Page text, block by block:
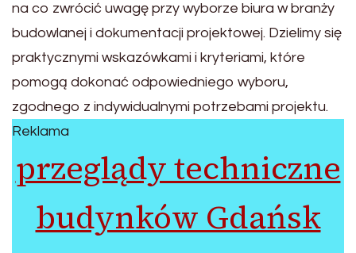
na co zwrócić uwagę przy wyborze biura w branży
budowlanej i dokumentacji projektowej. Dzielimy się
praktycznymi wskazówkami i kryteriami, które
pomogą dokonać odpowiedniego wyboru,
zgodnego z indywidualnymi potrzebami projektu.
Reklama
przeglądy techniczne
budynków Gdańsk